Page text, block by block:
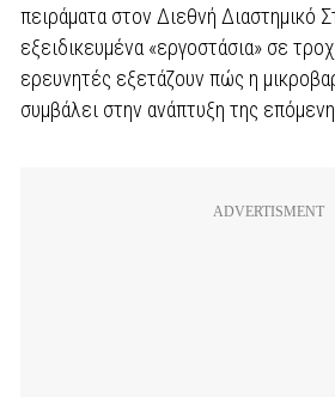
πειράματα στον Διεθνή Διαστημικό
εξειδικευμένα «εργοστάσια» σε
ερευνητές εξετάζουν πώς η
συμβάλει στην ανάπτυξη της